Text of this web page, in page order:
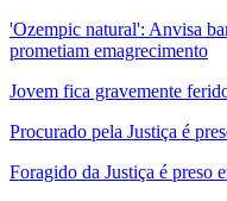
'Ozempic natural': Anvisa
prometiam emagrecimento
Jovem fica gravemente
Procurado pela Justiça é
Foragido da Justiça é preso